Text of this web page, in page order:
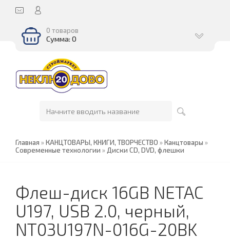
0 товаров
Сумма: 0
Главная »КАНЦТОВАРЫ, КНИГИ, ТВОРЧЕСТВО »Канцтовары »
Современные технологии » Диски CD, DVD, флешки
Флеш-диск 16GB NETAC
U197, USB 2.0, черный,
NT03U197N-016G-20BK